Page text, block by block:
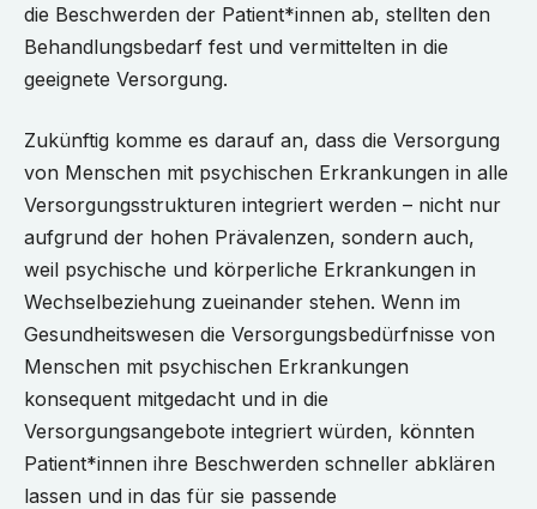
die Beschwerden der Patient*innen ab, stellten den
Behandlungsbedarf fest und vermittelten in die
geeignete Versorgung.
Zukünftig komme es darauf an, dass die Versorgung
von Menschen mit psychischen Erkrankungen in alle
Versorgungsstrukturen integriert werden – nicht nur
aufgrund der hohen Prävalenzen, sondern auch,
weil psychische und körperliche Erkrankungen in
Wechselbeziehung zueinander stehen. Wenn im
Gesundheitswesen die Versorgungsbedürfnisse von
Menschen mit psychischen Erkrankungen
konsequent mitgedacht und in die
Versorgungsangebote integriert würden, könnten
Patient*innen ihre Beschwerden schneller abklären
lassen und in das für sie passende